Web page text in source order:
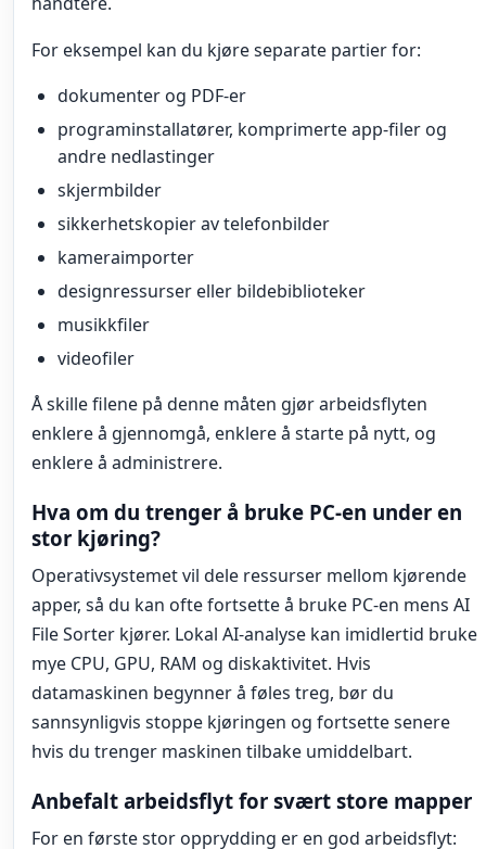
For eksempel kan du kjøre separate partier for:
dokumenter og PDF-er
programinstallatører, komprimerte app-filer og
andre nedlastinger
skjermbilder
sikkerhetskopier av telefonbilder
kameraimporter
designressurser eller bildebiblioteker
musikkfiler
videofiler
Å skille filene på denne måten gjør arbeidsflyten
enklere å gjennomgå, enklere å starte på nytt, og
enklere å administrere.
Hva om du trenger å bruke PC-en under en
stor kjøring?
Operativsystemet vil dele ressurser mellom kjørende
apper, så du kan ofte fortsette å bruke PC-en mens AI
File Sorter kjører. Lokal AI-analyse kan imidlertid bruke
mye CPU, GPU, RAM og diskaktivitet. Hvis
datamaskinen begynner å føles treg, bør du
sannsynligvis stoppe kjøringen og fortsette senere
hvis du trenger maskinen tilbake umiddelbart.
Anbefalt arbeidsflyt for svært store mapper
For en første stor opprydding er en god arbeidsflyt: